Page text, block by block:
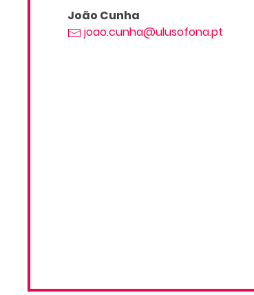
João Cunha
joao.cunha@ulusofona.pt